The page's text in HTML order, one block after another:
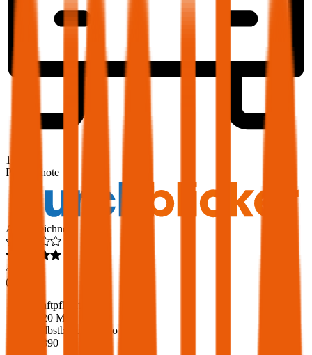
1,9
Produktnote
Ausgezeichnet
4,6
(
Haftpflicht
€ 20 Mio.
Selbstbehalt Kasko
€ 390